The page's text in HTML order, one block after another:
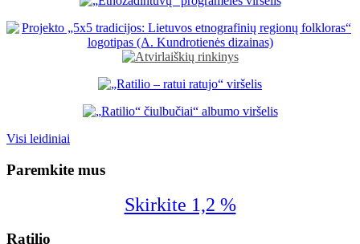
Visi leidiniai
Paremkite mus
Skirkite 1,2 %
Ratilio